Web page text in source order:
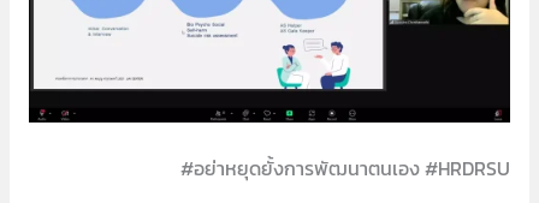
#อย่าหยุดยั้งการพัฒนาตนเอง #HRDRSU